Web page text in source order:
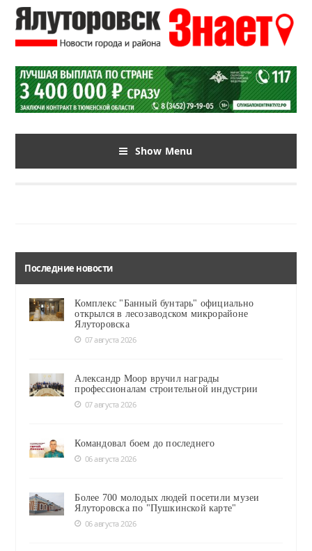
Show Menu
Последние новости
Комплекс "Банный бунтарь" официально
открылся в лесозаводском микрорайоне
Ялуторовска
07 августа 2026
Александр Моор вручил награды
профессионалам строительной индустрии
07 августа 2026
Командовал боем до последнего
06 августа 2026
Более 700 молодых людей посетили музеи
Ялуторовска по "Пушкинской карте"
06 августа 2026